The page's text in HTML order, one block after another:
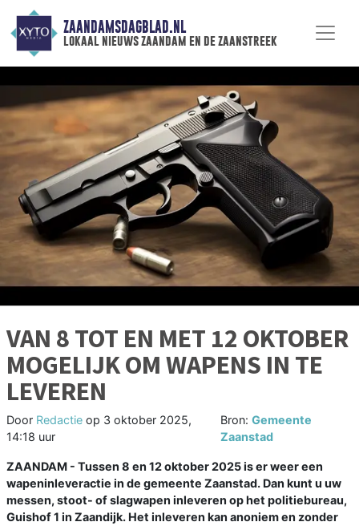
ZAANDAMSDAGBLAD.NL
lokaal nieuws zaandam en de zaanstreek
VAN 8 TOT EN MET 12 OKTOBER
MOGELIJK OM WAPENS IN TE
LEVEREN
Door Redactie op 3 oktober 2025,
14:18 uur
Bron: Gemeente
Zaanstad
ZAANDAM - Tussen 8 en 12 oktober 2025 is er weer een
wapeninleveractie in de gemeente Zaanstad. Dan kunt u uw
messen, stoot- of slagwapen inleveren op het politiebureau,
Guishof 1 in Zaandijk. Het inleveren kan anoniem en zonder